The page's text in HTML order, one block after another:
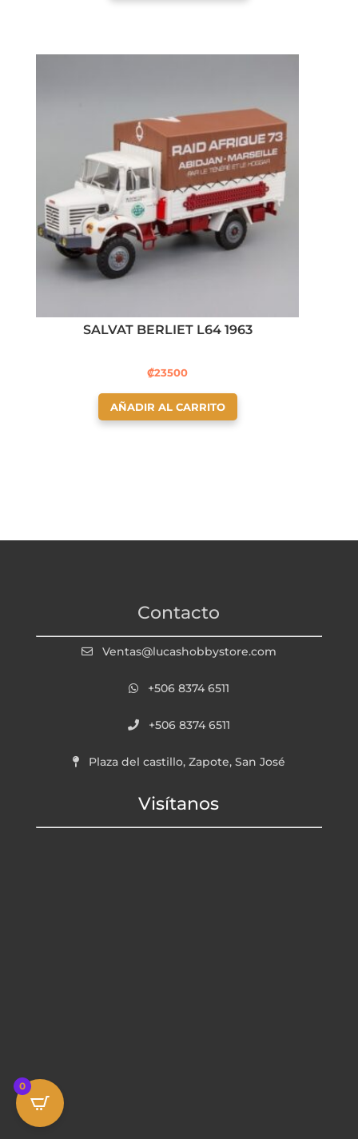
SALVAT BERLIET L64 1963
₡23500
AÑADIR AL CARRITO
Contacto
Ventas@lucashobbystore.com
+506 8374 6511
+506 8374 6511
Plaza del castillo, Zapote, San José
Visítanos
0